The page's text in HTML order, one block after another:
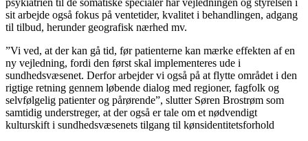
psykiatrien til de somatiske specialer har vejledningen og styrelsen i
sit arbejde også fokus på ventetider, kvalitet i behandlingen, adgang
til tilbud, herunder geografisk nærhed mv.
”Vi ved, at der kan gå tid, før patienterne kan mærke effekten af en
ny vejledning, fordi den først skal implementeres ude i
sundhedsvæsenet. Derfor arbejder vi også på at flytte området i den
rigtige retning gennem løbende dialog med regioner, fagfolk og
selvfølgelig patienter og pårørende”, slutter Søren Brostrøm som
samtidig understreger, at der også er tale om et nødvendigt
kulturskift i sundhedsvæsenets tilgang til kønsidentitetsforhold